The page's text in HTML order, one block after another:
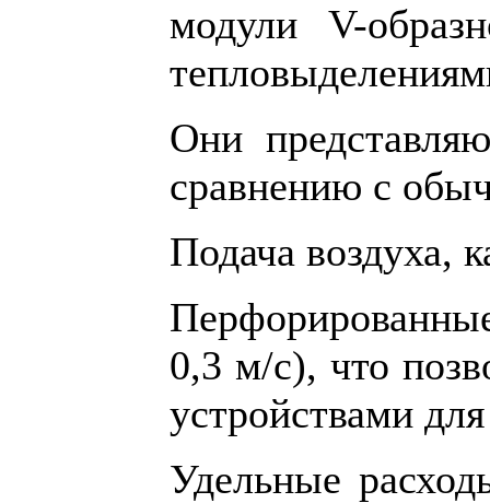
модули V-
Они
сравнению с
Подача воздуха,
0,3 м/с), что
устройствами
Удельные